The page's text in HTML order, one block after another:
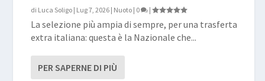
di Luca Soligo | Lug 7, 2026 | Nuoto | 0 |
La selezione più ampia di sempre, per una trasferta
extra italiana: questa è la Nazionale che...
PER SAPERNE DI PIÙ